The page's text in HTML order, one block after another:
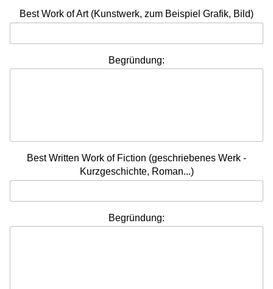
Best Work of Art (Kunstwerk, zum Beispiel Grafik, Bild)
Begründung:
Best Written Work of Fiction (geschriebenes Werk -
Kurzgeschichte, Roman...)
Begründung: